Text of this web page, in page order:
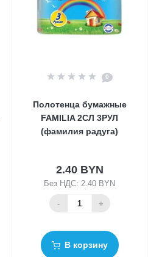
0
Полотенца бумажные
FAMILIA 2СЛ 3РУЛ
(фамилия радуга)
2.40 BYN
Без НДС: 2.40 BYN
- +
В корзину